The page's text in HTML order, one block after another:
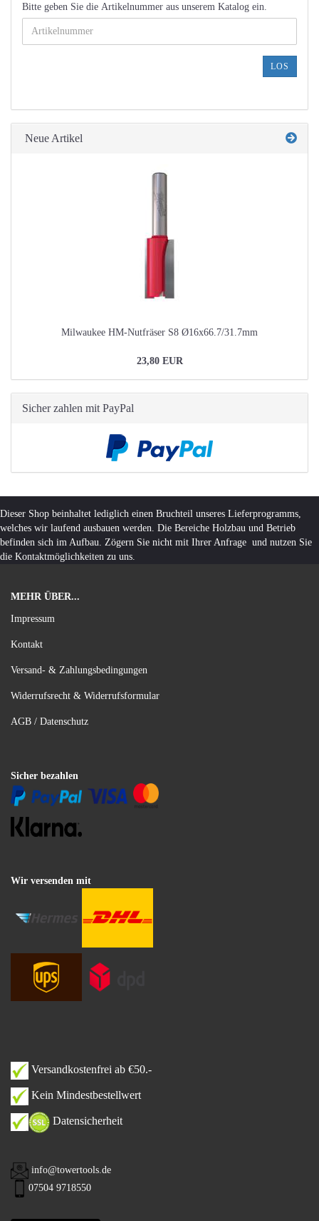
BITTE
GEBEN
SIE
EIN.
Bitte geben Sie die Artikelnummer aus unserem Katalog ein.
LOS
Neue Artikel
Milwaukee HM-Nutfräser S8 Ø16x66.7/31.7mm
23,80 EUR
Sicher zahlen mit PayPal
Dieser Shop beinhaltet lediglich einen Bruchteil unseres Lieferprogramms,
welches wir laufend ausbauen werden. Die Bereiche Holzbau und Betrieb
befinden sich im Aufbau. Zögern Sie nicht mit Ihrer Anfrage und nutzen Sie
die Kontaktmöglichkeiten zu uns.
MEHR ÜBER...
Impressum
Kontakt
Versand- & Zahlungsbedingungen
Widerrufsrecht & Widerrufsformular
AGB / Datenschutz
Sicher bezahlen
Wir versenden mit
Versandkostenfrei ab €50.-
Kein Mindestbestellwert
Datensicherheit
info@towertools.de
07504 9718550